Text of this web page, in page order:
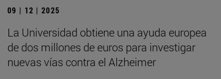
09 | 12 | 2025
La Universidad obtiene una ayuda europea
de dos millones de euros para investigar
nuevas vías contra el Alzheimer